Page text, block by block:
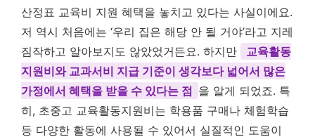
산정표 교육비 지원 혜택을 놓치고 있다는 사실이에요.
저 역시 처음에는 ‘우리 집은 해당 안 될 거야’라고 지레
짐작하고 알아보지도 않았었거든요. 하지만
교육활동
지원비와 교과서비 지급 기준이 생각보다 넓어서 많은
가정에서 혜택을 받을 수 있다는 점 을 알게 되었죠. 특
히, 초중고 교육활동지원비는 학용품 구매나 체험학습
등 다양한 활동에 사용될 수 있어서 실질적인 도움이